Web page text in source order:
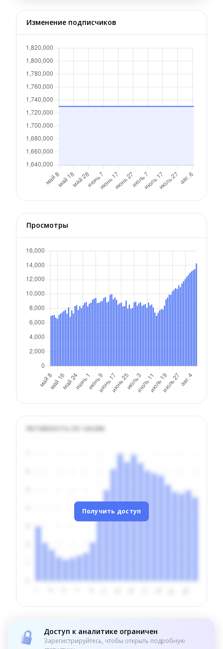
Изменение подписчиков
Просмотры
Активность по часам
Получить доступ
Доступ к аналитике ограничен
Зарегистрируйтесь, чтобы открыть подробную